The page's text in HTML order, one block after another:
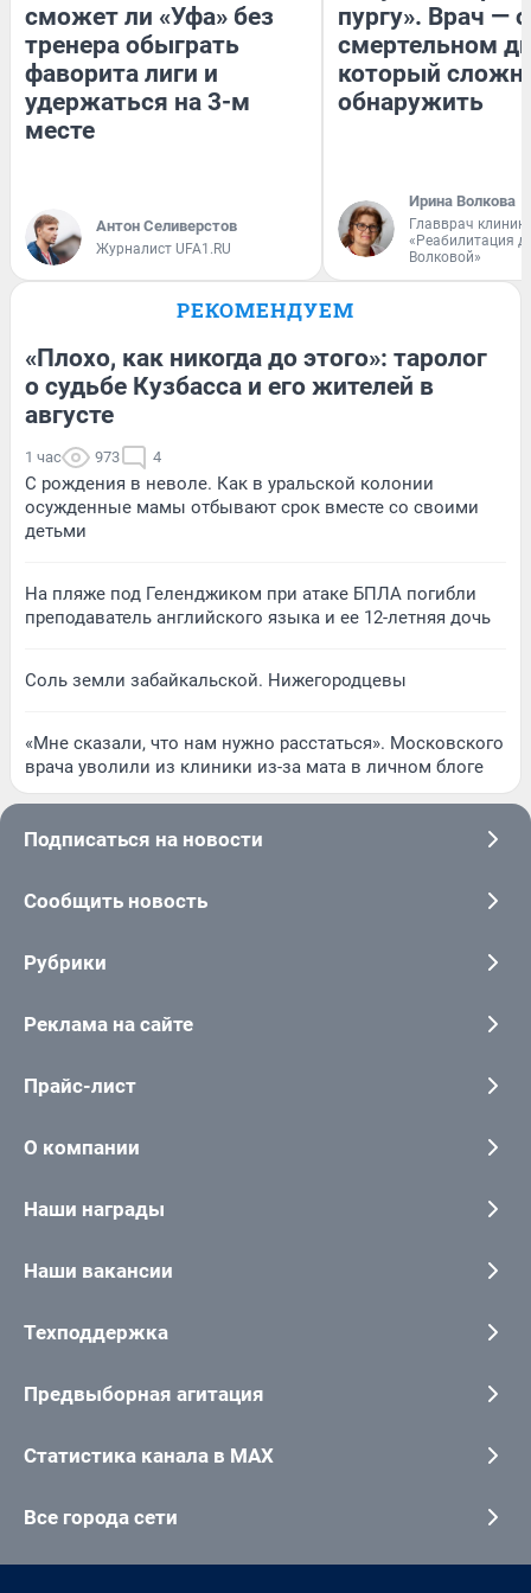
сможет ли «Уфа» без
тренера обыграть
фаворита лиги и
удержаться на 3-м
месте
Антон Селиверстов
Журналист UFA1.RU
пургу». Врач — о
смертельном
который
обнаружить
Ирина Волкова
Главврач
«Реабилитация
Волковой»
РЕКОМЕНДУЕМ
«Плохо, как никогда до этого»: таролог
о судьбе Кузбасса и его жителей в
августе
1 час 973 4
С рождения в неволе. Как в уральской колонии
осужденные мамы отбывают срок вместе со своими
детьми
На пляже под Геленджиком при атаке БПЛА погибли
преподаватель английского языка и ее 12-летняя дочь
Соль земли забайкальской. Нижегородцевы
«Мне сказали, что нам нужно расстаться». Московского
врача уволили из клиники из-за мата в личном блоге
Подписаться на новости
Сообщить новость
Рубрики
Реклама на сайте
Прайс-лист
О компании
Наши награды
Наши вакансии
Техподдержка
Предвыборная агитация
Статистика канала в MAX
Все города сети